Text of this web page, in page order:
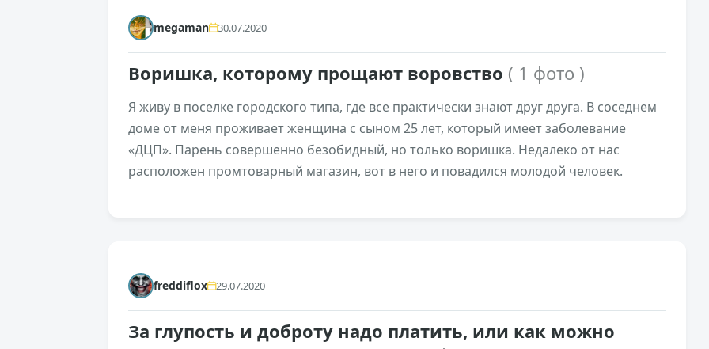
megaman 30.07.2020
Воришка, которому прощают воровство ( 1 фото )
Я живу в поселке городского типа, где все практически знают друг друга. В соседнем
доме от меня проживает женщина с сыном 25 лет, который имеет заболевание
«ДЦП». Парень совершенно безобидный, но только воришка. Недалеко от нас
расположен промтоварный магазин, вот в него и повадился молодой человек.
freddiflox 29.07.2020
За глупость и доброту надо платить, или как можно